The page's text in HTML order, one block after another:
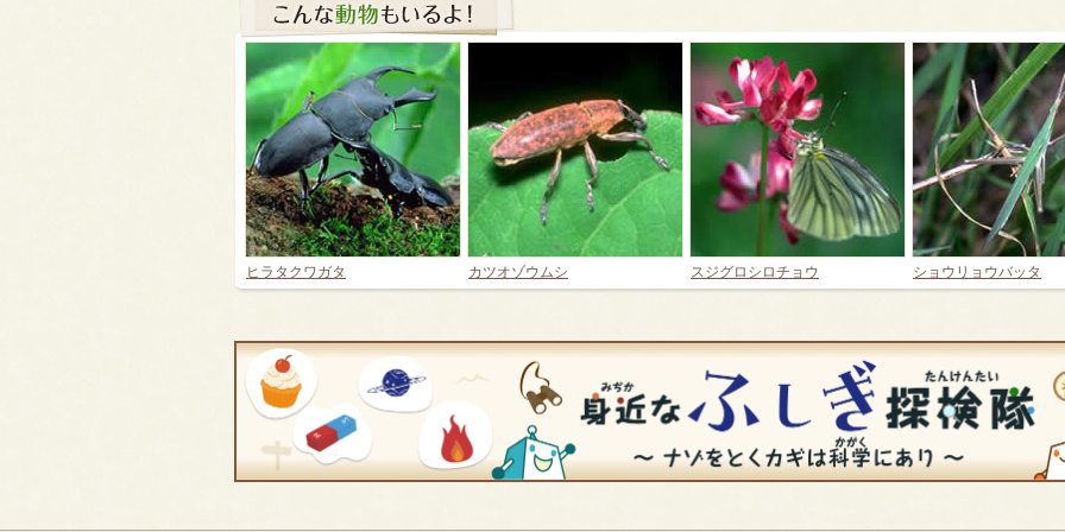
ヒラタクワガタ カツオゾウムシ スジグロシロチョウ ショウリョウバッタ